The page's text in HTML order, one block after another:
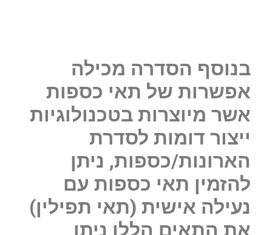
בנוסף הסדרה מכילה
אפשרות של תאי כספות
אשר מיוצרות בטכנולוגיות
ייצור דומות לסדרת
הארונות/כספות, ניתן
להזמין תאי כספות עם
נעילה אישית (תאי תפילין)
את התאים הללו ניתן